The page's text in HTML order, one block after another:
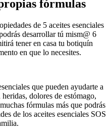
fórmulas
de 5 aceites esenciales
desarrollar tú mism@ 6
tener en casa tu botiquín
en que lo necesites.
que pueden ayudarte a
dolores de estómago,
fórmulas más que podrás
de los aceites esenciales SOS